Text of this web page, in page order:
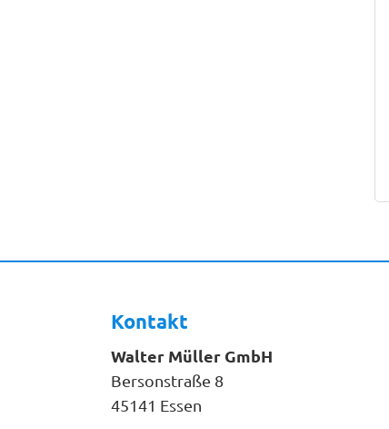
Kontakt
Walter Müller GmbH
Bersonstraße 8
45141 Essen